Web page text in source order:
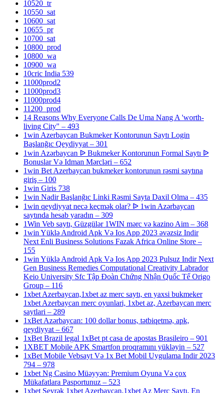
10520_tr
10550_sat
10600_sat
10655_pr
10700_sat
10800_prod
10800_wa
10900_wa
10cric India 539
11000prod2
11000prod3
11000prod4
11200_prod
14 Reasons Why Everyone Calls De Uma Nang A 'worth-
living City" – 493
1win Azerbaycan Bukmeker Kontorunun Saytı Login
Başlanğıc Qeydiyyat – 301
1win Azərbaycan ᐉ Bukmeker Kontorunun Formal Saytı ᐉ
Bonuslar Və Idman Mərcləri – 652
1win Bet Azerbaycan bukmeker kontorunun rəsmi saytına
giriş – 100
1win Giris 738
1win Nadir Başlanğıc Linki Rəsmi Sayta Daxil Olma – 435
1win qeydiyyat necə keçmək olar? ᐉ 1win Azərbaycan
saytında hesab yaradın – 309
1Win Veb saytı, Güzgülər 1WIN mərc və kazino Aim – 368
1win Yüklə Android Apk Və Ios App 2023 əvəzsiz Indir
Next Enli Business Solutions Fazak Africa Online Store –
155
1win Yüklə Android Apk Və Ios App 2023 Pulsuz Indir Next
Gen Business Remedies Computational Creativity Labrador
Keio University Sfc Tập Đoàn Chứng Nhận Quốc Tế Origo
Group – 116
1xbet Azerbaycan,1xbet az merc saytı, en yaxsi bukmeker
1xbet Azerbaycan merc oyunlari, 1xbet az, Azerbaycan merc
saytlari – 289
1xBet Azərbaycan: 100 dollar bonus, tətbiqetmə, apk,
qeydiyyat – 667
1xBet Brazil legal 1xBet pt casa de apostas Brasileiro – 901
1XBET Mobile APK Smartfon proqramını yükləyin – 527
1xBet Mobile Vebsayt Və 1x Bet Mobil Uygulama Indir 2023
794 – 978
1xbet Ng Casino Müəyyən: Premium Oyuna Və çox
Mükafatlara Pasportunuz – 523
1xbet Seyrək 1xbet Azerbaycan,1xbet Az Merc Saytı, En